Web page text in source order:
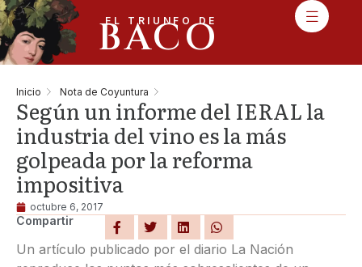
EL TRIUNFO DE
BACO
Inicio Nota de Coyuntura
Según un informe del IERAL la
industria del vino es la más
golpeada por la reforma
impositiva
octubre 6, 2017
Compartir
Un artículo publicado por el diario La Nación